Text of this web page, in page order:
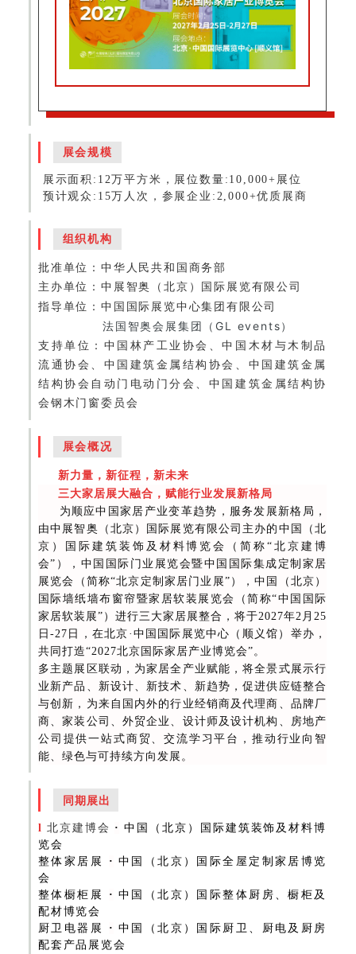
展会规模
展示面积:12万平方米，展位数量:10,000+展位
预计观众:15万人次，参展企业:2,000+优质展商
组织机构
批准单位： 中华人民共和国商务部
主办单位： 中展智奥（北京）国际展览有限公司
指导单位： 中国国际展览中心集团有限公司
法国智奥会展集团（GL events）
支持单位： 中国林产工业协会、中国木材与木制品
流通协会、中国建筑金属结构协会、中国建筑金属
结构协会自动门电动门分会、中国建筑金属结构协
会钢木门窗委员会
展会概况
新力量，新征程，新未来
三大家居展大融合，赋能行业发展新格局
为顺应中国家居产业变革趋势，服务发展新格局，
由中展智奥（北京）国际展览有限公司主办的中国（北
京）国际建筑装饰及材料博览会（简称“北京建博
会”），中国国际门业展览会暨中国国际集成定制家居
展览会（简称“北京定制家居门业展”），中国（北京）
国际墙纸墙布窗帘暨家居软装展览会（简称“中国国际
家居软装展”）进行三大家居展整合，将于2027年2月25
日-27日，在北京·中国国际展览中心（顺义馆）举办，
共同打造“2027北京国际家居产业博览会”。
多主题展区联动，为家居全产业赋能，将全景式展示行
业新产品、新设计、新技术、新趋势，促进供应链整合
与创新，为来自国内外的行业经销商及代理商、品牌厂
商、家装公司、外贸企业、设计师及设计机构、房地产
公司提供一站式商贸、交流学习平台，推动行业向智
能、绿色与可持续方向发展。
同期展出
l 北京建博会 · 中国（北京）国际建筑装饰及材料博
览会
整体家居展
· 中国（北京）国际全屋定制家居博览
会
整体橱柜展
· 中国（北京）国际整体厨房、橱柜及
配材博览会
厨卫电器展
· 中国（北京）国际厨卫、厨电及厨房
配套产品展览会